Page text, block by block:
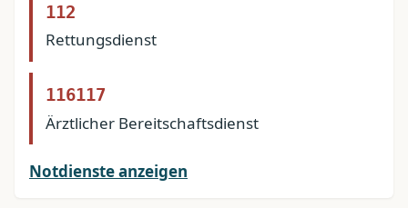
112
Rettungsdienst
116117
Ärztlicher Bereitschaftsdienst
Notdienste anzeigen